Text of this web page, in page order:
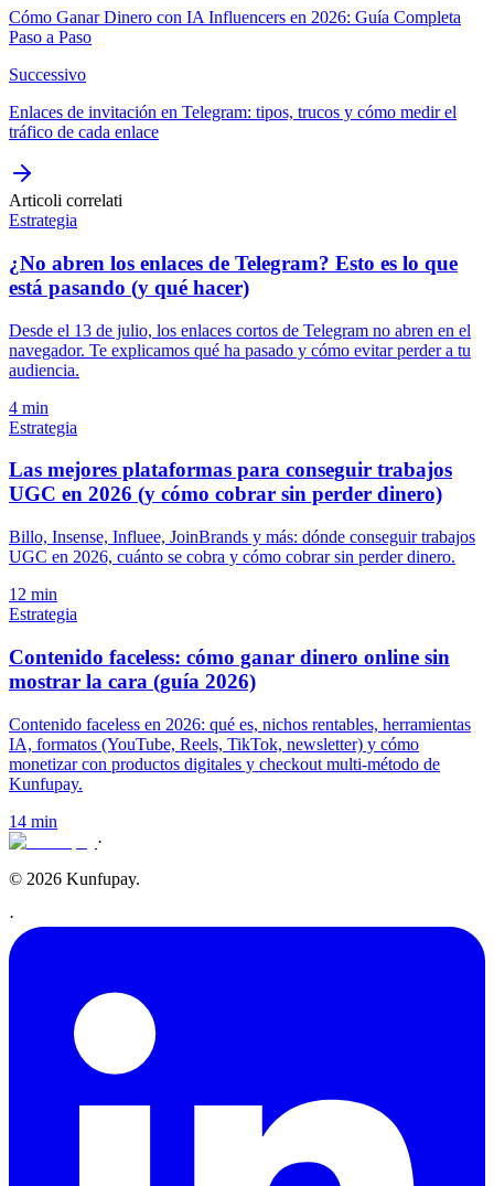
Cómo Ganar Dinero con IA Influencers en 2026: Guía Completa
Paso a Paso
Successivo
Enlaces de invitación en Telegram: tipos, trucos y cómo medir el
tráfico de cada enlace
Articoli correlati
Estrategia
¿No abren los enlaces de Telegram? Esto es lo que
está pasando (y qué hacer)
Desde el 13 de julio, los enlaces cortos de Telegram no abren en el
navegador. Te explicamos qué ha pasado y cómo evitar perder a tu
audiencia.
4 min
Estrategia
Las mejores plataformas para conseguir trabajos
UGC en 2026 (y cómo cobrar sin perder dinero)
Billo, Insense, Influee, JoinBrands y más: dónde conseguir trabajos
UGC en 2026, cuánto se cobra y cómo cobrar sin perder dinero.
12 min
Estrategia
Contenido faceless: cómo ganar dinero online sin
mostrar la cara (guía 2026)
Contenido faceless en 2026: qué es, nichos rentables, herramientas
IA, formatos (YouTube, Reels, TikTok, newsletter) y cómo
monetizar con productos digitales y checkout multi-método de
Kunfupay.
14 min
·
© 2026 Kunfupay.
·